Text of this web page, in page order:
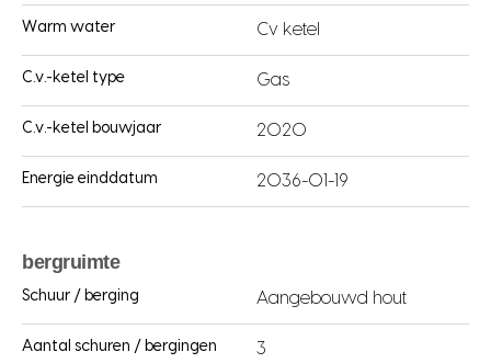
Warm water Cv ketel
C.v.-ketel type Gas
C.v.-ketel bouwjaar 2020
Energie einddatum 2036-01-19
bergruimte
Schuur / berging Aangebouwd hout
Aantal schuren / bergingen 3